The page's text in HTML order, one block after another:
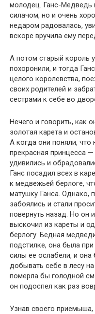
молодец. Ганс-Медведь
силачом, но и очень
недаром радовалась,
вскоре вручила ему
А потом старый король
похоронили, и тогда
целого королевства,
своих родителей и
сестрами к себе во
Нечего и говорить, как
золотая карета и
А когда они поняли, что
прекрасная принцесса
удивились и
Ганс посадил всех в
к медвежьей берлоге,
матушку Ганса. Однако,
забоялись и стали
повернуть назад. Но он
выскочил из кареты и
берлогу. Бедная
подстилке, она была
силы ее ослабели, и
добывать себе в лесу
померла бы голодной
он подоспел как раз
Узнав своего